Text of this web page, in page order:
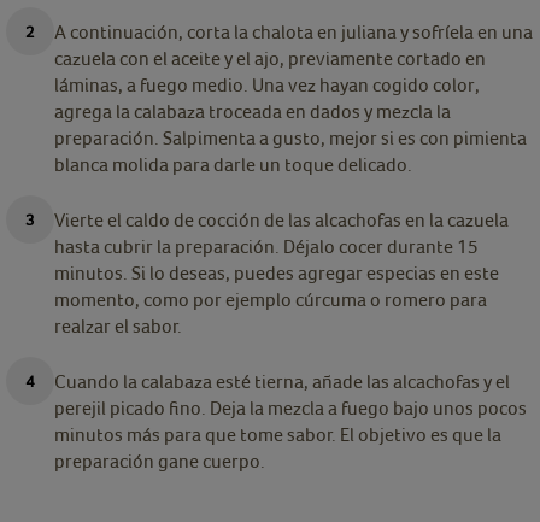
A continuación, corta la chalota en juliana y sofríela en una
cazuela con el aceite y el ajo, previamente cortado en
láminas, a fuego medio. Una vez hayan cogido color,
agrega la calabaza troceada en dados y mezcla la
preparación. Salpimenta a gusto, mejor si es con pimienta
blanca molida para darle un toque delicado.
Vierte el caldo de cocción de las alcachofas en la cazuela
hasta cubrir la preparación. Déjalo cocer durante 15
minutos. Si lo deseas, puedes agregar especias en este
momento, como por ejemplo cúrcuma o romero para
realzar el sabor.
Cuando la calabaza esté tierna, añade las alcachofas y el
perejil picado fino. Deja la mezcla a fuego bajo unos pocos
minutos más para que tome sabor. El objetivo es que la
preparación gane cuerpo.